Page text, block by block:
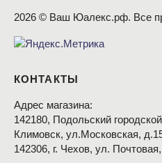
2026 © Ваш Юалекс.рф. Все
КОНТАКТЫ
Адрес магазина:
142180, Подольский
Климовск, ул.Московская,
142306, г. Чехов, ул.